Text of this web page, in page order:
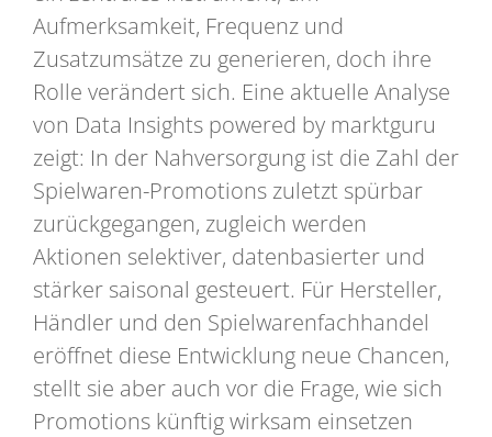
Aufmerksamkeit, Frequenz und
Zusatzumsätze zu generieren, doch ihre
Rolle verändert sich. Eine aktuelle Analyse
von Data Insights powered by marktguru
zeigt: In der Nahversorgung ist die Zahl der
Spielwaren-Promotions zuletzt spürbar
zurückgegangen, zugleich werden
Aktionen selektiver, datenbasierter und
stärker saisonal gesteuert. Für Hersteller,
Händler und den Spielwarenfachhandel
eröffnet diese Entwicklung neue Chancen,
stellt sie aber auch vor die Frage, wie sich
Promotions künftig wirksam einsetzen